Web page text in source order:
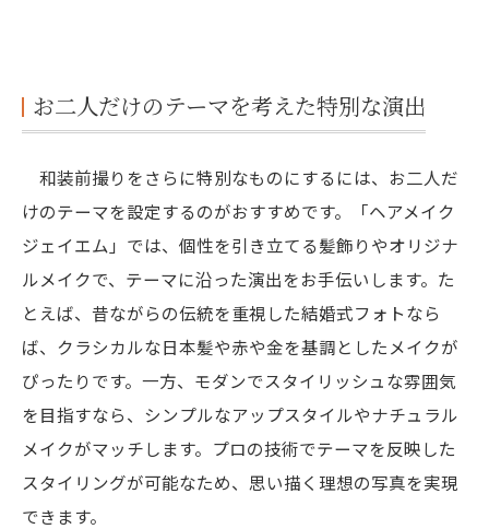
お二人だけのテーマを考えた特別な演出
和装前撮りをさらに特別なものにするには、お二人だ
けのテーマを設定するのがおすすめです。「ヘアメイク
ジェイエム」では、個性を引き立てる髪飾りやオリジナ
ルメイクで、テーマに沿った演出をお手伝いします。た
とえば、昔ながらの伝統を重視した結婚式フォトなら
ば、クラシカルな日本髪や赤や金を基調としたメイクが
ぴったりです。一方、モダンでスタイリッシュな雰囲気
を目指すなら、シンプルなアップスタイルやナチュラル
メイクがマッチします。プロの技術でテーマを反映した
スタイリングが可能なため、思い描く理想の写真を実現
できます。